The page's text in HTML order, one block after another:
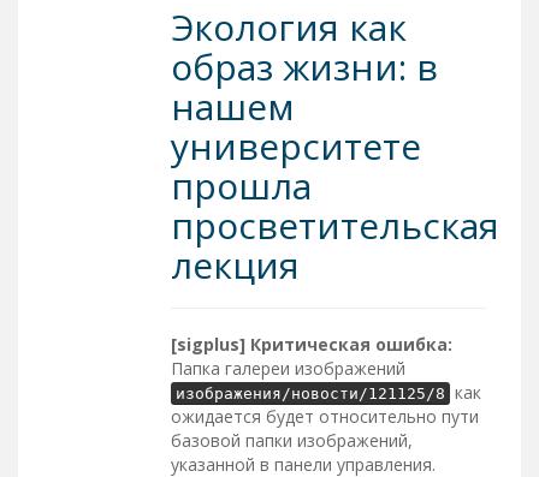
Экология как
образ жизни: в
нашем
университете
прошла
просветительская
лекция
[sigplus] Критическая ошибка:
Папка галереи изображений
изображения/новости/121125/8 как
ожидается будет относительно пути
базовой папки изображений,
указанной в панели управления.